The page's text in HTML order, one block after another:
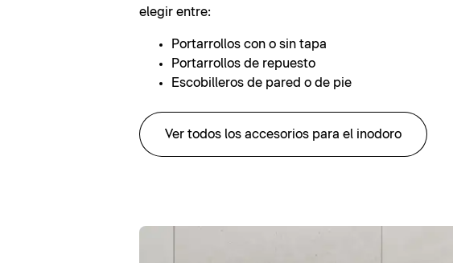
elegir entre:
Portarrollos con o sin tapa
Portarrollos de repuesto
Escobilleros de pared o de pie
Ver todos los accesorios para el inodoro